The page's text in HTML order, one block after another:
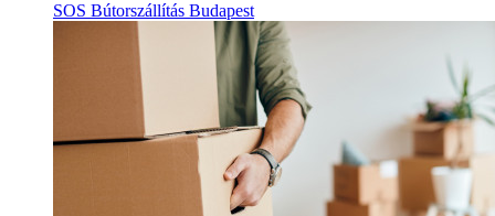
SOS Bútorszállítás Budapest